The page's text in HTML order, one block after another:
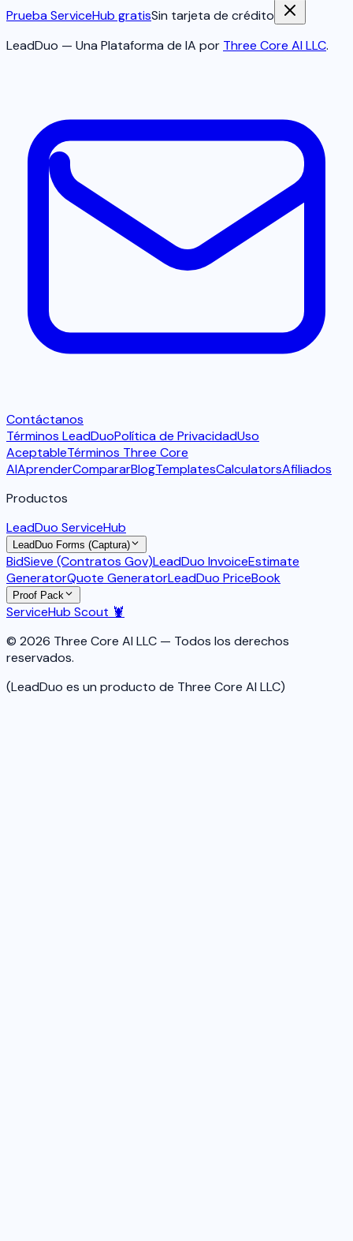
Prueba ServiceHub gratisSin tarjeta de crédito
LeadDuo — Una Plataforma de IA por Three Core AI LLC.
Contáctanos
Términos LeadDuoPolítica de PrivacidadUso
AceptableTérminos Three Core
AIAprenderCompararBlogTemplatesCalculatorsAfiliados
Productos
LeadDuo ServiceHub
LeadDuo Forms (Captura)
BidSieve (Contratos Gov)LeadDuo InvoiceEstimate
GeneratorQuote GeneratorLeadDuo PriceBook
Proof Pack
ServiceHub Scout 🦞
© 2026 Three Core AI LLC — Todos los derechos
reservados.
(LeadDuo es un producto de Three Core AI LLC)